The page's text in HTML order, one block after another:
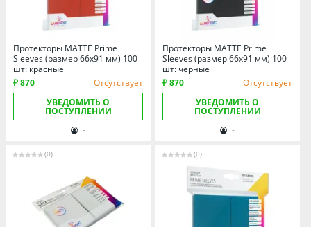
Свердловская область
Смоленская область
Ставропольский край
Тамбовская область
Татарстан
Тверская область
Томская область
Тюменская область
Ульяновская область
Протекторы MATTE Prime
Sleeves (размер 66х91 мм) 100
шт: красные
₽ 870
Отсутствует
УВЕДОМИТЬ О
ПОСТУПЛЕНИИ
-
Протекторы MATTE Prime
Sleeves (размер 66х91 мм) 100
шт: черные
₽ 870
Отсутствует
УВЕДОМИТЬ О
ПОСТУПЛЕНИИ
-
(0) (0)